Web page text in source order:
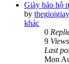
Giày bảo hộ
by thegioigiay
khác
0
9 Views
Last
Mon